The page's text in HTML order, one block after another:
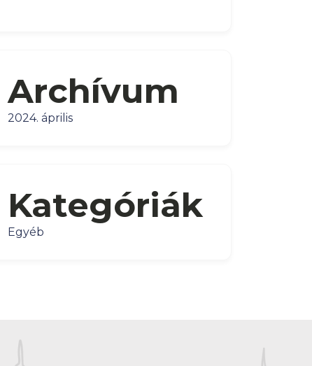
Archívum
2024. április
Kategóriák
Egyéb